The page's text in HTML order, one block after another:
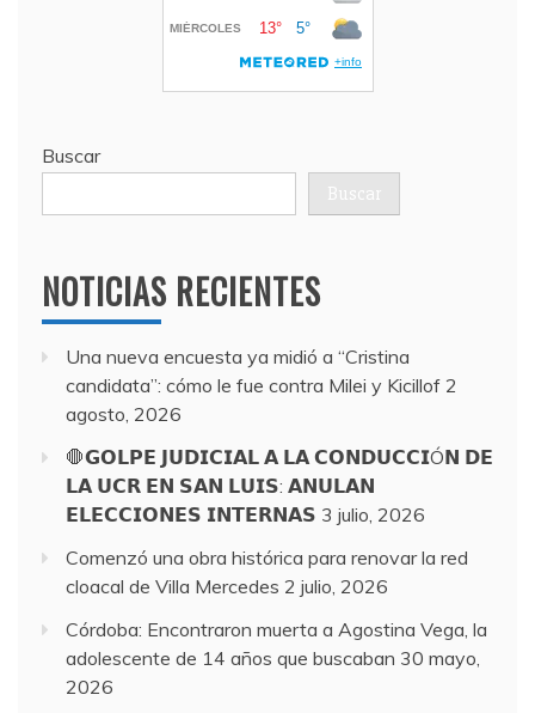
Buscar
Buscar
NOTICIAS RECIENTES
Una nueva encuesta ya midió a “Cristina
candidata”: cómo le fue contra Milei y Kicillof 2
agosto, 2026
🛑𝗚𝗢𝗟𝗣𝗘 𝗝𝗨𝗗𝗜𝗖𝗜𝗔𝗟 𝗔 𝗟𝗔 𝗖𝗢𝗡𝗗𝗨𝗖𝗖𝗜Ó𝗡 𝗗𝗘
𝗟𝗔 𝗨𝗖𝗥 𝗘𝗡 𝗦𝗔𝗡 𝗟𝗨𝗜𝗦: 𝗔𝗡𝗨𝗟𝗔𝗡
𝗘𝗟𝗘𝗖𝗖𝗜𝗢𝗡𝗘𝗦 𝗜𝗡𝗧𝗘𝗥𝗡𝗔𝗦 3 julio, 2026
Comenzó una obra histórica para renovar la red
cloacal de Villa Mercedes 2 julio, 2026
Córdoba: Encontraron muerta a Agostina Vega, la
adolescente de 14 años que buscaban 30 mayo,
2026